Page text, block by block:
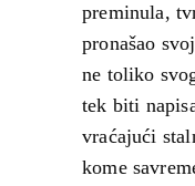
preminula,
pronašao
ne toliko
tek biti
vraćajući
kome